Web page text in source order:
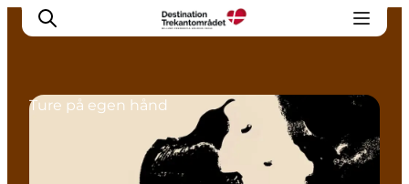
LEGOLAND® Billund Resort
Ture på egen hånd